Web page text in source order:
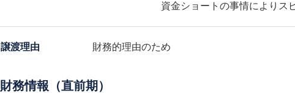
資金ショートの事情によりスピード
譲渡理由 財務的理由のため
財務情報（直前期）